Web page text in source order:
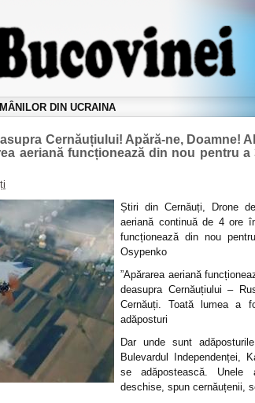
DIN UCRAINA
Cernăuțiului! Apără-ne, Doamne!
aeriană funcționează din nou pentru a
Știri din Cernăuți, Drone
aeriană continuă de 4 ore
funcționează din nou
Osypenko
”Apărarea aeriană
deasupra Cernăuțiului –
Cernăuți. Toată lumea a
adăposturi
Dar unde sunt
Bulevardul Independenței,
se adăpostească. Unele
deschise, spun cernăuțenii,